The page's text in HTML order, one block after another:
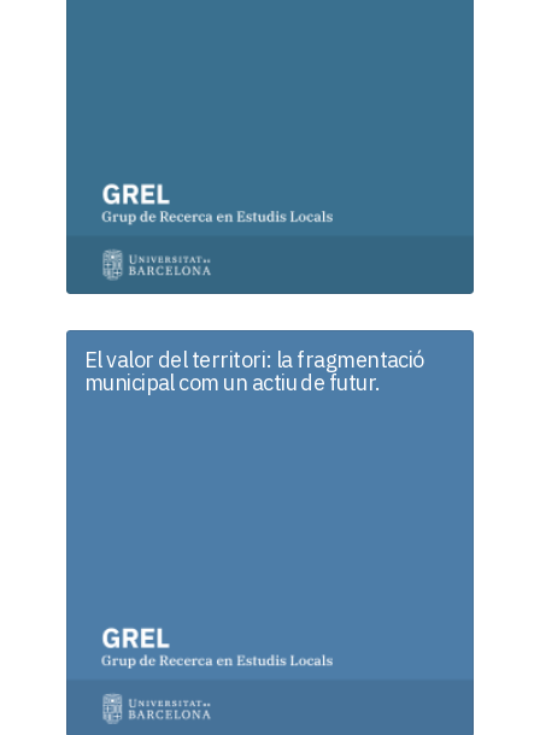
El valor del territori: la fragmentació
municipal com un actiu de futur.